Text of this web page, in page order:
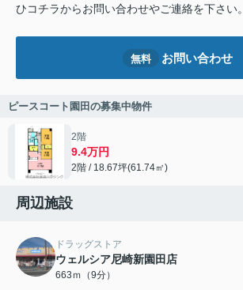
ひコチラからお問い合わせやご連絡を下さい。
無料 お問い合わせ
ピースコート園田の募集中物件
2階
9.4万円
2階 / 18.67坪(61.74㎡)
周辺施設
ドラッグストア
ウェルシア尼崎新園田店
663ｍ（9分）